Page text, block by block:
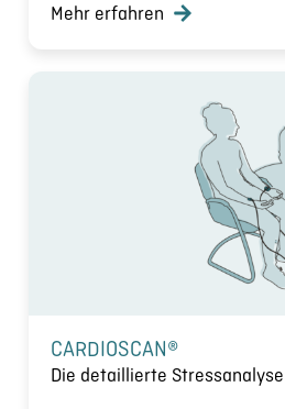
Mehr erfahren
CARDIOSCAN®
Die detaillierte